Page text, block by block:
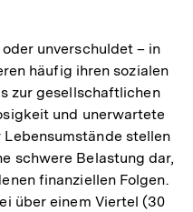
unverschuldet – in
häufig ihren sozialen
zur gesellschaftlichen
und unerwartete
stellen
schwere Belastung dar,
finanziellen Folgen.
über einem Viertel (30